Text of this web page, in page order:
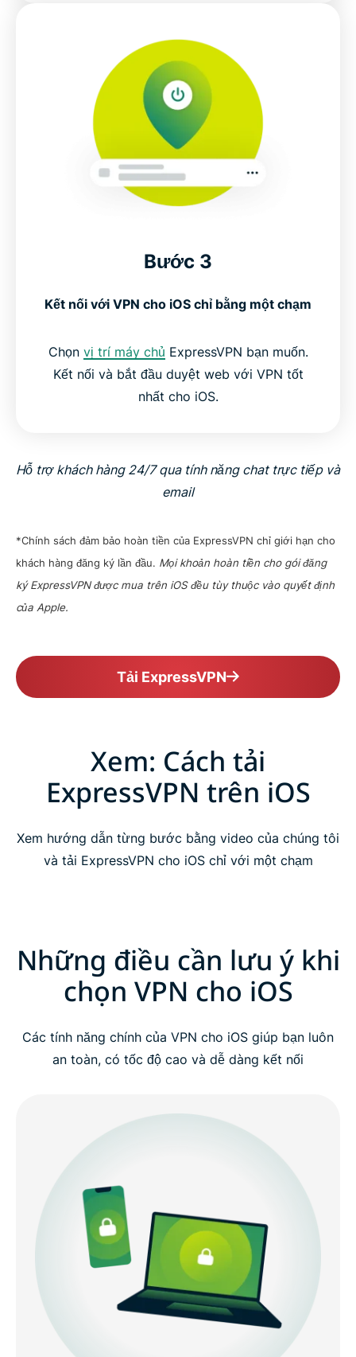
Bước 3
Kết nối với VPN cho iOS chỉ bằng một chạm
Chọn vị trí máy chủ ExpressVPN bạn muốn.
Kết nối và bắt đầu duyệt web với VPN tốt
nhất cho iOS.
Hỗ trợ khách hàng 24/7 qua tính năng chat trực tiếp và
email
*Chính sách đảm bảo hoàn tiền của ExpressVPN chỉ giới hạn cho
khách hàng đăng ký lần đầu. Mọi khoản hoàn tiền cho gói đăng
ký ExpressVPN được mua trên iOS đều tùy thuộc vào quyết định
của Apple.
Tải ExpressVPN
Xem: Cách tải
ExpressVPN trên iOS
Xem hướng dẫn từng bước bằng video của chúng tôi
và tải ExpressVPN cho iOS chỉ với một chạm
Những điều cần lưu ý khi
chọn VPN cho iOS
Các tính năng chính của VPN cho iOS giúp bạn luôn
an toàn, có tốc độ cao và dễ dàng kết nối